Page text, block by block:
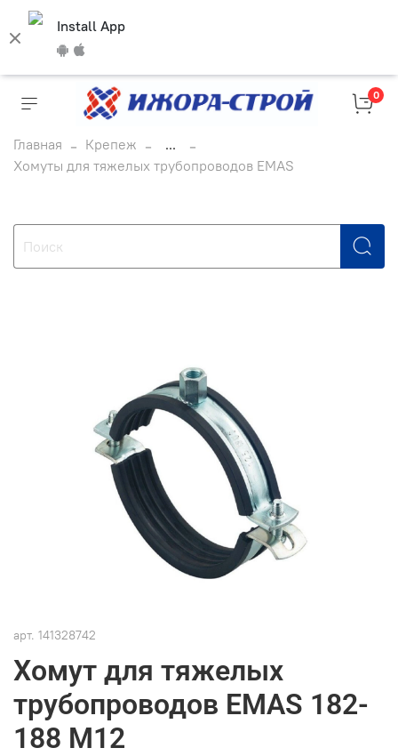
Install App
0
Главная Крепеж
...
Хомуты для тяжелых трубопроводов EMAS
арт. 141328742
Хомут для тяжелых
трубопроводов EMAS 182-
188 M12